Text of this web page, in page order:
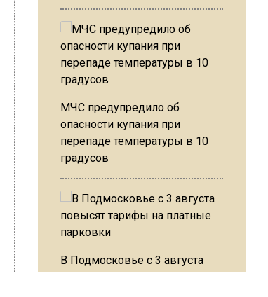
МЧС предупредило об
опасности купания при
перепаде температуры в 10
градусов
В Подмосковье с 3 августа
повысят тарифы на платные